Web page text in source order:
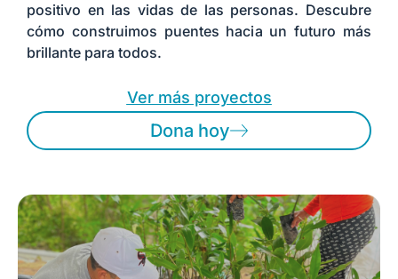
positivo en las vidas de las personas. Descubre
cómo construimos puentes hacia un futuro más
brillante para todos.
Ver más proyectos
Dona hoy